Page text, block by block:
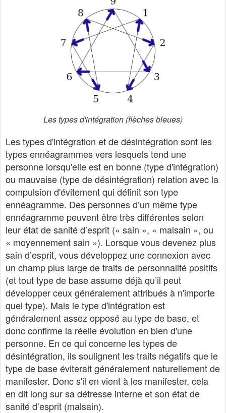
Les types d'intégration (flèches bleues)
Les types d'intégration et de désintégration sont les
types ennéagrammes vers lesquels tend une
personne lorsqu'elle est en bonne (type d'intégration)
ou mauvaise (type de désintégration) relation avec la
compulsion d'évitement qui définit son type
ennéagramme. Des personnes d’un même type
ennéagramme peuvent être très différentes selon
leur état de sanité d’esprit (« sain », « malsain », ou
« moyennement sain »). Lorsque vous devenez plus
sain d’esprit, vous développez une connexion avec
un champ plus large de traits de personnalité positifs
(et tout type de base assume déjà qu’il peut
développer ceux généralement attribués à n'importe
quel type). Mais le type d'intégration est
généralement assez opposé au type de base, et
donc confirme la réelle évolution en bien d'une
personne. En ce qui concerne les types de
désintégration, ils soulignent les traits négatifs que le
type de base éviterait généralement naturellement de
manifester. Donc s'il en vient à les manifester, cela
en dit long sur sa détresse interne et son état de
sanité d’esprit (malsain).